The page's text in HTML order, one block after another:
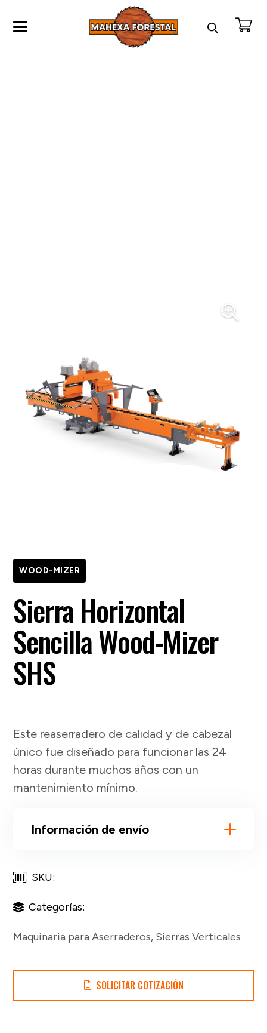
WOOD-MIZER
Sierra Horizontal
Sencilla Wood-Mizer
SHS
Este reaserradero de calidad y de cabezal
único fue diseñado para funcionar las 24
horas durante muchos años con un
mantenimiento mínimo.
Información de envío
SKU:
Categorías:
Maquinaria para Aserraderos, Sierras Verticales
SOLICITAR COTIZACIÓN